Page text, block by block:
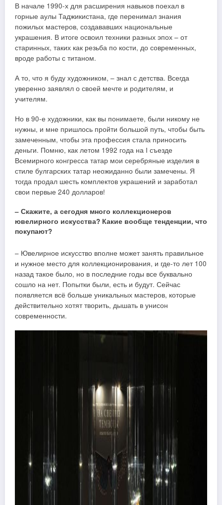
В начале 1990-х для расширения навыков поехал в
горные аулы Таджикистана, где перенимал знания
пожилых мастеров, создававших национальные
украшения. В итоге освоил техники разных эпох – от
старинных, таких как резьба по кости, до современных,
вроде работы с титаном.
А то, что я буду художником, – знал с детства. Всегда
уверенно заявлял о своей мечте и родителям, и
учителям.
Но в 90-е художники, как вы понимаете, были никому не
нужны, и мне пришлось пройти большой путь, чтобы быть
замеченным, чтобы эта профессия стала приносить
деньги. Помню, как летом 1992 года на I съезде
Всемирного конгресса татар мои серебряные изделия в
стиле булгарских татар неожиданно были замечены. Я
тогда продал шесть комплектов украшений и заработал
свои первые 240 долларов!
– Скажите, а сегодня много коллекционеров
ювелирного искусства? Какие вообще тенденции, что
покупают?
– Ювелирное искусство вполне может занять правильное
и нужное место для коллекционирования, и где-то лет 100
назад такое было, но в последние годы все буквально
сошло на нет. Попытки были, есть и будут. Сейчас
появляется всё больше уникальных мастеров, которые
действительно хотят творить, дышать в унисон
современности.